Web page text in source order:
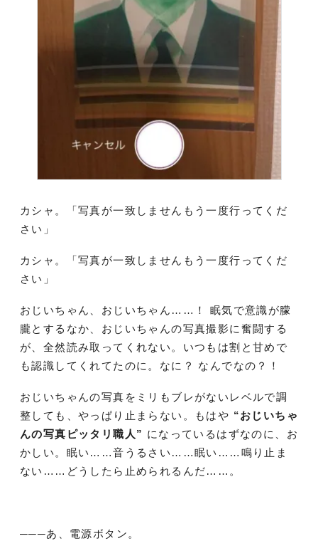
カシャ。「写真が一致しませんもう一度行ってくだ
さい」
カシャ。「写真が一致しませんもう一度行ってくだ
さい」
おじいちゃん、おじいちゃん……！ 眠気で意識が朦
朧とするなか、おじいちゃんの写真撮影に奮闘する
が、全然読み取ってくれない。いつもは割と甘めで
も認識してくれてたのに。なに？ なんでなの？！
おじいちゃんの写真をミリもブレがないレベルで調
整しても、やっぱり止まらない。もはや “おじいちゃ
んの写真ピッタリ職人” になっているはずなのに、お
かしい。眠い……音うるさい……眠い……鳴り止ま
ない……どうしたら止められるんだ……。
───あ、電源ボタン。